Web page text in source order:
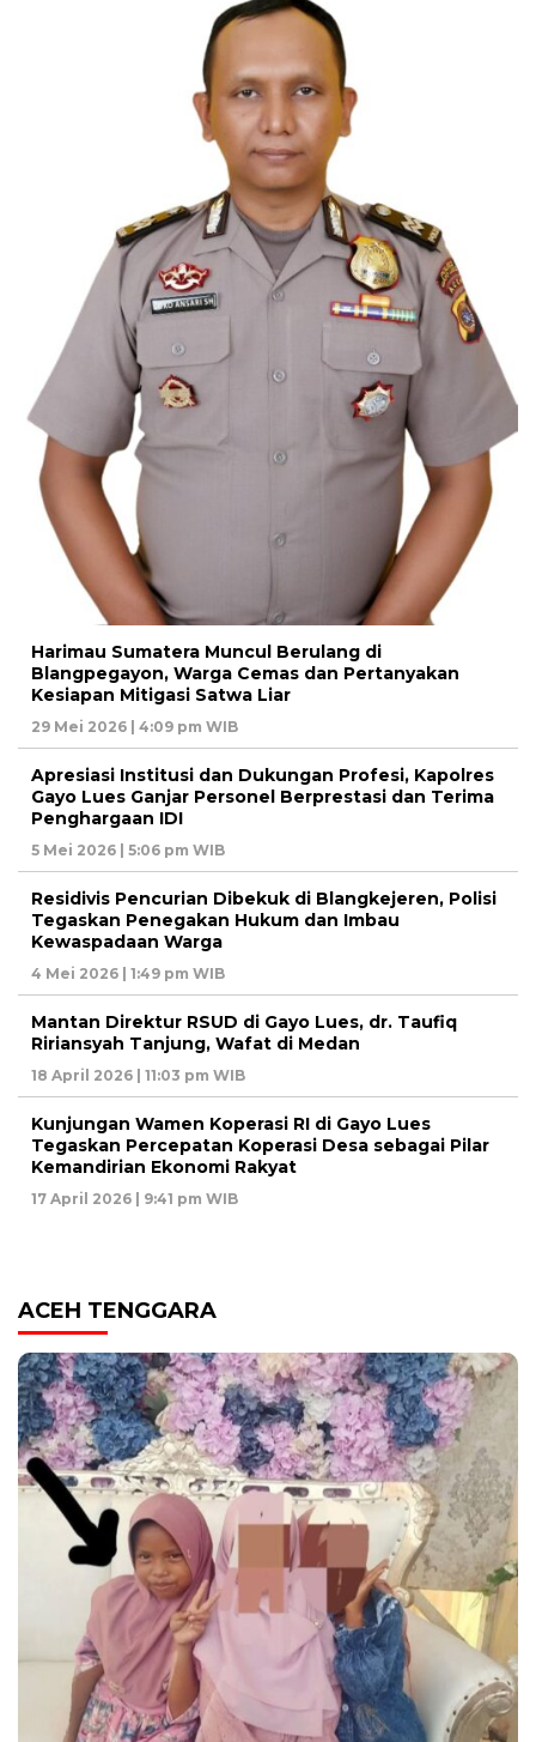
Harimau Sumatera Muncul Berulang di
Blangpegayon, Warga Cemas dan Pertanyakan
Kesiapan Mitigasi Satwa Liar
29 Mei 2026 | 4:09 pm WIB
Apresiasi Institusi dan Dukungan Profesi, Kapolres
Gayo Lues Ganjar Personel Berprestasi dan Terima
Penghargaan IDI
5 Mei 2026 | 5:06 pm WIB
Residivis Pencurian Dibekuk di Blangkejeren, Polisi
Tegaskan Penegakan Hukum dan Imbau
Kewaspadaan Warga
4 Mei 2026 | 1:49 pm WIB
Mantan Direktur RSUD di Gayo Lues, dr. Taufiq
Ririansyah Tanjung, Wafat di Medan
18 April 2026 | 11:03 pm WIB
Kunjungan Wamen Koperasi RI di Gayo Lues
Tegaskan Percepatan Koperasi Desa sebagai Pilar
Kemandirian Ekonomi Rakyat
17 April 2026 | 9:41 pm WIB
ACEH TENGGARA